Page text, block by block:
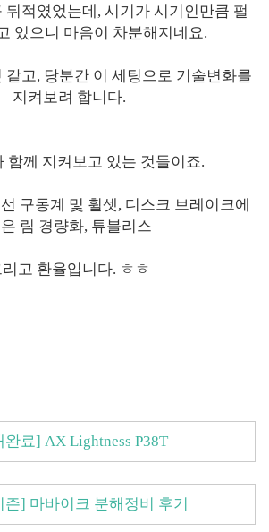
뒤적였었는데, 시기가 시기인만큼 펄
있으니 마음이 차분해지네요.
같고, 당분간 이 세팅으로 기술변화를
지켜보려 합니다.
함께 지켜보고 있는 것들이죠.
구동계 및 휠셋, 디스크 브레이크에
림 경량화, 튜블리스
리고 환율입니다. ㅎㅎ
완료] AX Lightness P38T
즌] 마바이크 분해정비 후기